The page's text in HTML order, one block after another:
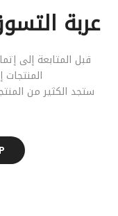
عربة
قبل المتابعة إلى
ستجد الكثير من